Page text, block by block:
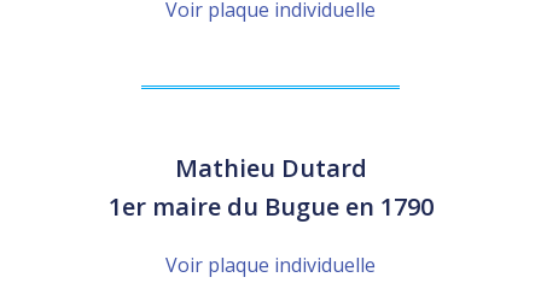
Voir plaque individuelle
Mathieu Dutard
1er maire du Bugue en 1790
Voir plaque individuelle